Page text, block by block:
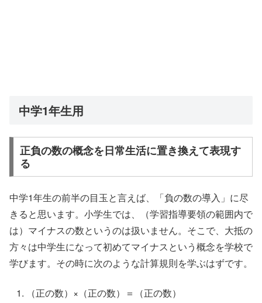
中学1年生用
正負の数の概念を日常生活に置き換えて表現す
る
中学1年生の前半の目玉と言えば、「負の数の導入」に尽
きると思います。小学生では、（学習指導要領の範囲内で
は）マイナスの数というのは扱いません。そこで、大抵の
方々は中学生になって初めてマイナスという概念を学校で
学びます。その時に次のような計算規則を学ぶはずです。
（正の数）×（正の数）＝（正の数）